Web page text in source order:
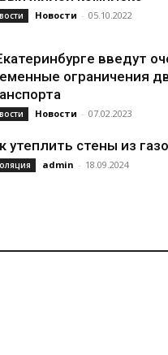
Новости - 05.10.2022
введут
ограничения
Новости - 07.02.2023
утеплить стены из
admin - 18.09.2024